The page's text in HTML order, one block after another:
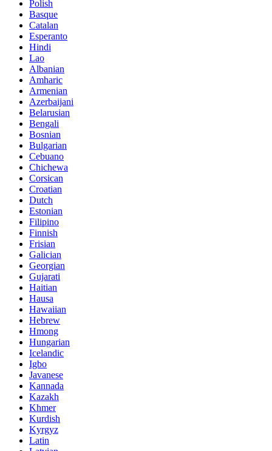
Polish
Basque
Catalan
Esperanto
Hindi
Lao
Albanian
Amharic
Armenian
Azerbaijani
Belarusian
Bengali
Bosnian
Bulgarian
Cebuano
Chichewa
Corsican
Croatian
Dutch
Estonian
Filipino
Finnish
Frisian
Galician
Georgian
Gujarati
Haitian
Hausa
Hawaiian
Hebrew
Hmong
Hungarian
Icelandic
Igbo
Javanese
Kannada
Kazakh
Khmer
Kurdish
Kyrgyz
Latin